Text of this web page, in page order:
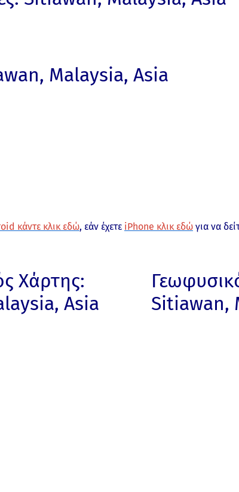
Malaysia, Asia
κάντε κλικ εδώ, εάν έχετε iPhone κλικ εδώ για να
Χάρτης:
Asia
Sitiawan,